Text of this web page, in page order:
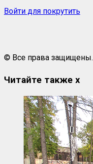
Войти для покрутить
© Все права защищены.
Читайте также x